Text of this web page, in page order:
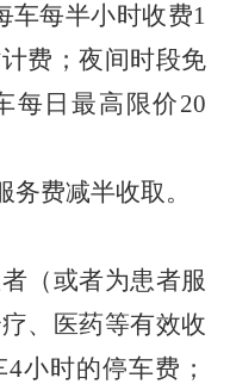
车每半小时收费1
费；夜间时段免
每日最高限价20
费减半收取。
（或者为患者服
、医药等有效收
4小时的停车费；